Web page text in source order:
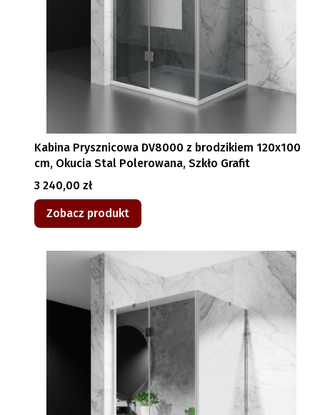
Kabina Prysznicowa DV8000 z brodzikiem 120x100
cm, Okucia Stal Polerowana, Szkło Grafit
Cena
3 240,00 zł
Zobacz produkt